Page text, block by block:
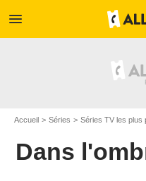
menu
Accueil Séries Séries TV les plus
Dans